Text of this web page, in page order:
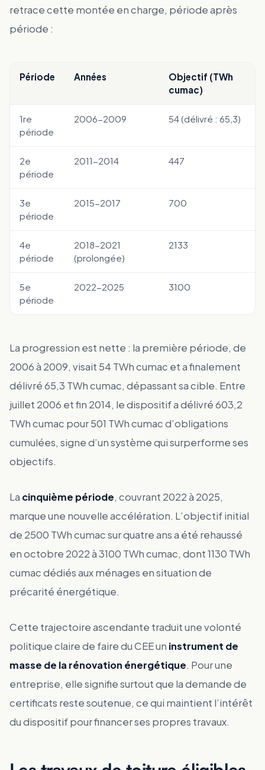
retrace cette montée en charge, période après
période :
Période Années
Objectif (TWh
cumac)
1re
période
2006-2009 54 (délivré : 65,3)
2e
période
2011-2014 447
3e
période
2015-2017 700
4e
période
2018-2021
(prolongée)
2133
5e
période
2022-2025 3100
La progression est nette : la première période, de
2006 à 2009, visait 54 TWh cumac et a finalement
délivré 65,3 TWh cumac, dépassant sa cible. Entre
juillet 2006 et fin 2014, le dispositif a délivré 603,2
TWh cumac pour 501 TWh cumac d’obligations
cumulées, signe d’un système qui surperforme ses
objectifs.
La cinquième période, couvrant 2022 à 2025,
marque une nouvelle accélération. L’objectif initial
de 2500 TWh cumac sur quatre ans a été rehaussé
en octobre 2022 à 3100 TWh cumac, dont 1130 TWh
cumac dédiés aux ménages en situation de
précarité énergétique.
Cette trajectoire ascendante traduit une volonté
politique claire de faire du CEE un instrument de
masse de la rénovation énergétique. Pour une
entreprise, elle signifie surtout que la demande de
certificats reste soutenue, ce qui maintient l’intérêt
du dispositif pour financer ses propres travaux.